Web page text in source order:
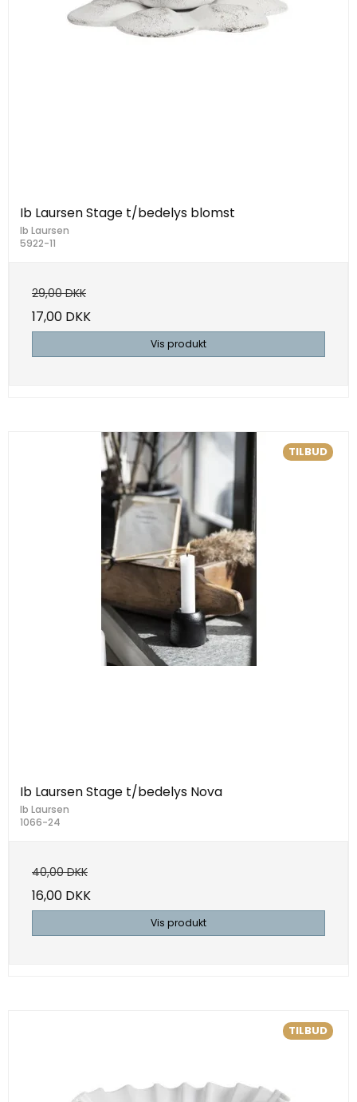
Ib Laursen Stage t/bedelys blomst
Ib Laursen
5922-11
29,00 DKK
17,00 DKK
Vis produkt
TILBUD
Ib Laursen Stage t/bedelys Nova
Ib Laursen
1066-24
40,00 DKK
16,00 DKK
Vis produkt
TILBUD